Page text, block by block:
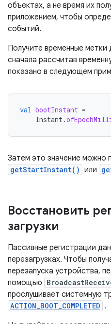
объектах, а не время их
приложением, чтобы
событий.
Получите временные метки
сначала рассчитав
показано в следующем
val bootInstant =
Instant.
Затем это значение можно
getStartInstant() или
Восстановить
загрузки
Пассивные регистрации
перезагрузках. Чтобы
перезапуска устройства,
помощью
прослушивает системную
ACTION_BOOT_COMPLETED .